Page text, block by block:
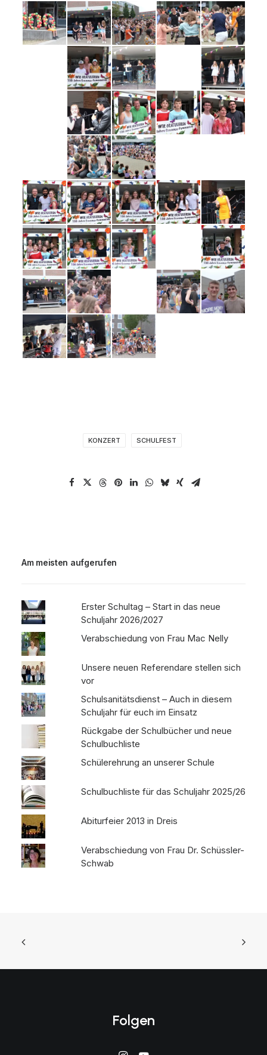
KONZERT SCHULFEST
Am meisten aufgerufen
Erster Schultag – Start in das neue
Schuljahr 2026/2027
Verabschiedung von Frau Mac Nelly
Unsere neuen Referendare stellen sich
vor
Schulsanitätsdienst – Auch in diesem
Schuljahr für euch im Einsatz
Rückgabe der Schulbücher und neue
Schulbuchliste
Schülerehrung an unserer Schule
Schulbuchliste für das Schuljahr 2025/26
Abiturfeier 2013 in Dreis
Verabschiedung von Frau Dr. Schüssler-
Schwab
Folgen